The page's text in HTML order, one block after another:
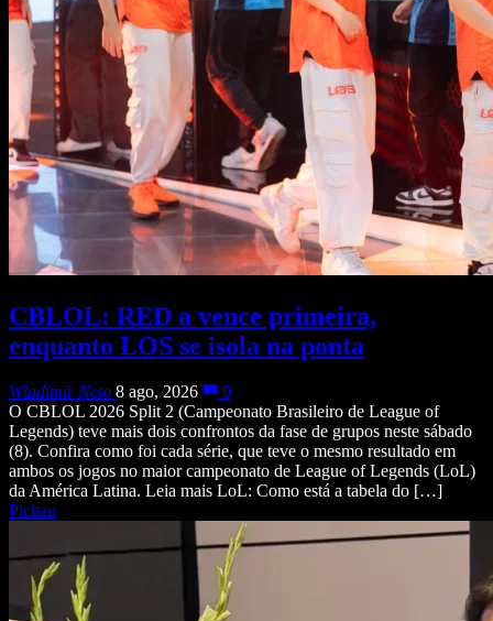
CBLOL: RED a vence primeira,
enquanto LOS se isola na ponta
Wladimir Neto 8 ago, 2026
0
O CBLOL 2026 Split 2 (Campeonato Brasileiro de League of
Legends) teve mais dois confrontos da fase de grupos neste sábado
(8). Confira como foi cada série, que teve o mesmo resultado em
ambos os jogos no maior campeonato de League of Legends (LoL)
da América Latina. Leia mais LoL: Como está a tabela do […]
Pichau